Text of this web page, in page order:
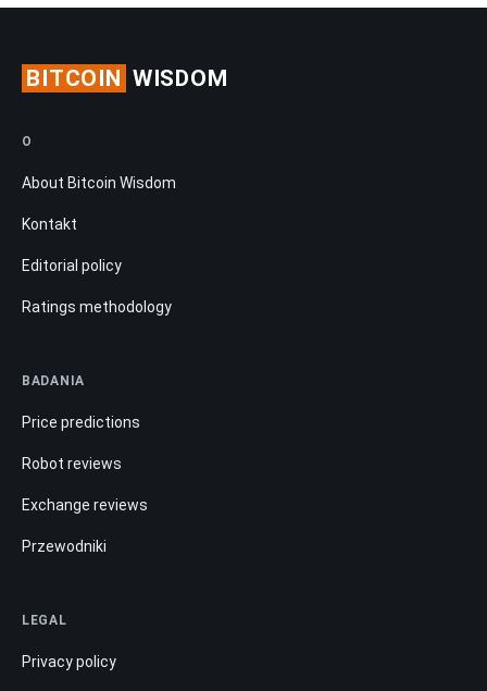
BITCOIN WISDOM
O
About Bitcoin Wisdom
Kontakt
Editorial policy
Ratings methodology
BADANIA
Price predictions
Robot reviews
Exchange reviews
Przewodniki
LEGAL
Privacy policy